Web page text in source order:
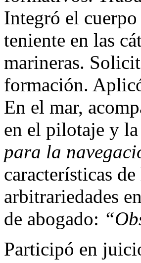
Integró el
teniente en las
marineras.
formación.
En el mar,
en el pilotaje y
para la
características
arbitrariedades
de abogado:
Participó en